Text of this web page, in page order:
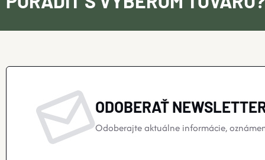
ODOBERAŤ
Odoberajte aktuálne informácie,